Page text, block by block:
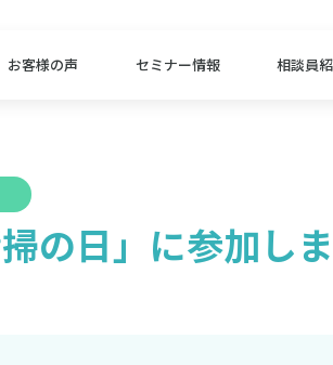
お客様の声 セミナー情報 相談員
の日」に参加し